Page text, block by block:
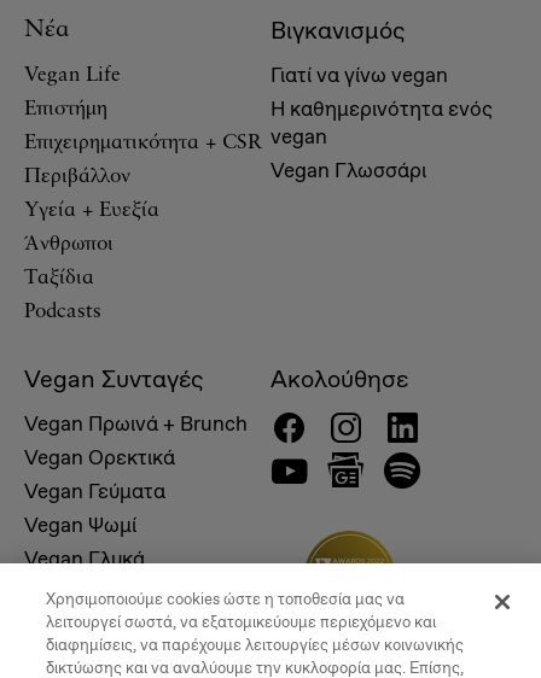
Νέα
Vegan Life
Επιστήμη
Επιχειρηματικότητα + CSR
Περιβάλλον
Υγεία + Ευεξία
Άνθρωποι
Ταξίδια
Podcasts
Βιγκανισμός
Γιατί να γίνω vegan
Η καθημερινότητα ενός
vegan
Vegan Γλωσσάρι
Vegan Συνταγές
Vegan Πρωινά + Brunch
Vegan Ορεκτικά
Vegan Γεύματα
Vegan Ψωμί
Vegan Γλυκά
Ακολούθησε
Χρησιμοποιούμε cookies ώστε η τοποθεσία μας να
λειτουργεί σωστά, να εξατομικεύουμε περιεχόμενο και
διαφημίσεις, να παρέχουμε λειτουργίες μέσων κοινωνικής
δικτύωσης και να αναλύουμε την κυκλοφορία μας. Επίσης,